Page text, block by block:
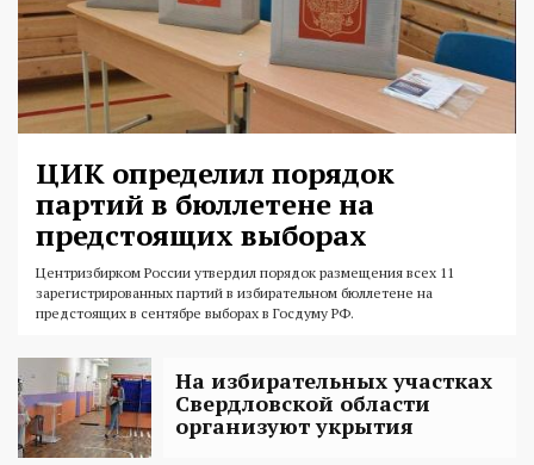
ЦИК определил порядок
партий в бюллетене на
предстоящих выборах
Центризбирком России утвердил порядок размещения всех 11
зарегистрированных партий в избирательном бюллетене на
предстоящих в сентябре выборах в Госдуму РФ.
На избирательных участках
Свердловской области
организуют укрытия